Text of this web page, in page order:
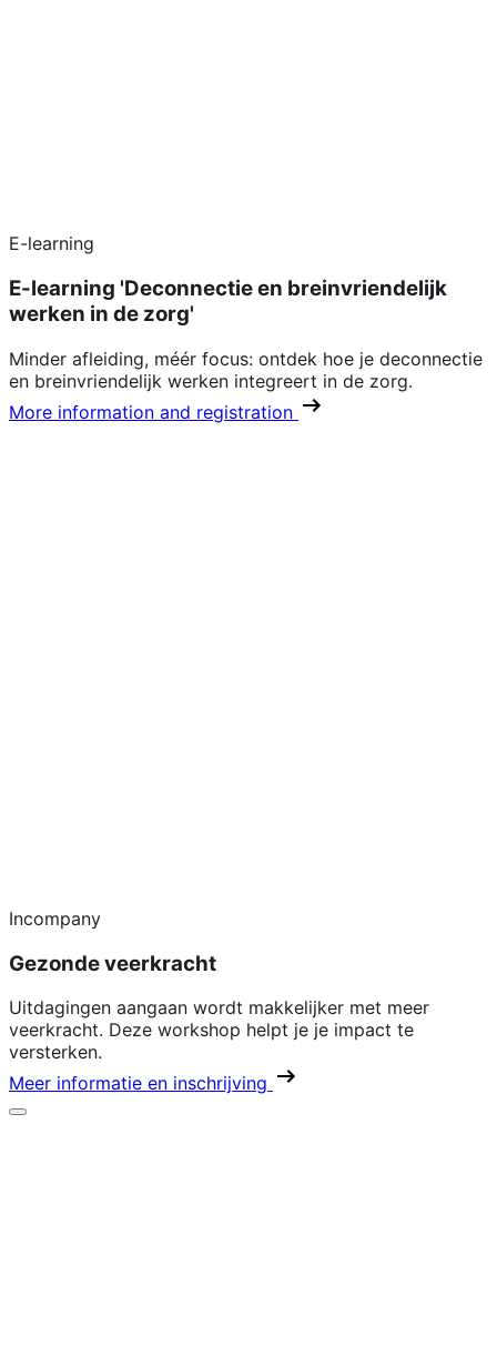
E-learning
E-learning 'Deconnectie en breinvriendelijk
werken in de zorg'
Minder afleiding, méér focus: ontdek hoe je deconnectie
en breinvriendelijk werken integreert in de zorg.
More information and registration
Incompany
Gezonde veerkracht
Uitdagingen aangaan wordt makkelijker met meer
veerkracht. Deze workshop helpt je je impact te
versterken.
Meer informatie en inschrijving